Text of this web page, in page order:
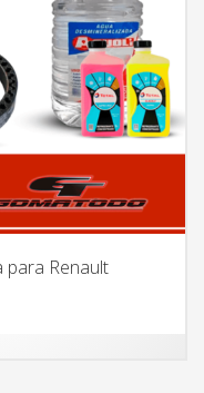
para Renault